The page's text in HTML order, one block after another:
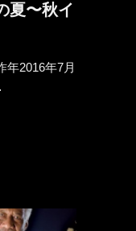
夏〜秋イ
年2016年7月